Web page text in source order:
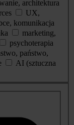
architektura
UX,
komunikacja
marketing,
psychoterapia
państwo,
AI (sztuczna